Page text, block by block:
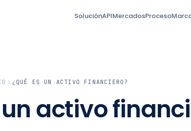
SoluciónAPIMercadosProceso
¿QUÉ ES UN ACTIVO FINANCIERO?
un activo